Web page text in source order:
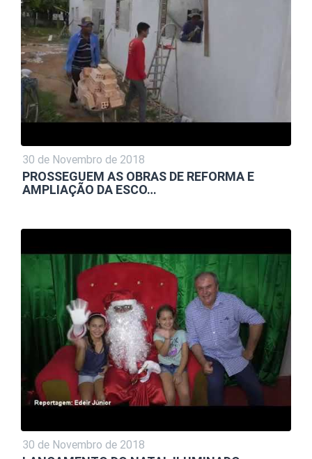
30 de Novembro de 2018
PROSSEGUEM AS OBRAS DE REFORMA E
AMPLIAÇÃO DA ESCO…
30 de Novembro de 2018